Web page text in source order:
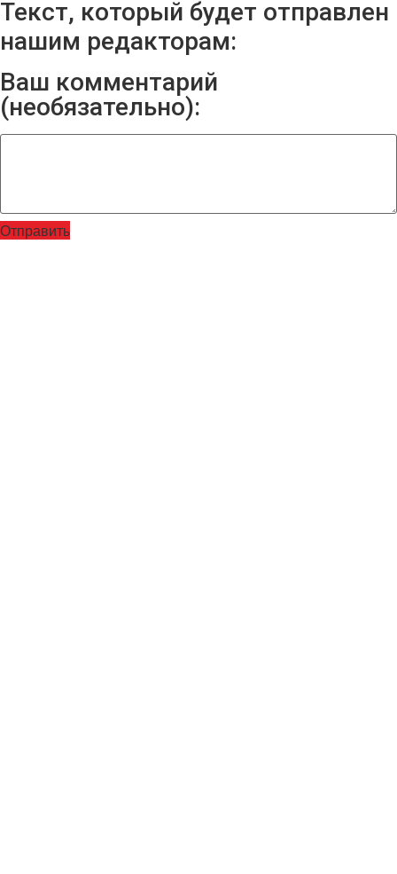
Текст, который будет отправлен
нашим редакторам:
Ваш комментарий
(необязательно):
Отправить